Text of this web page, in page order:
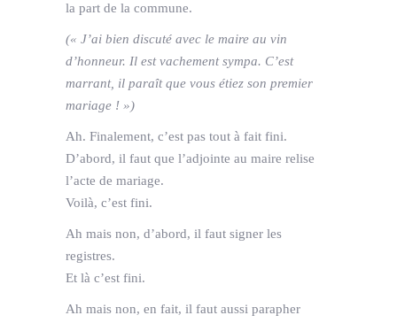
la part de la commune.
(« J’ai bien discuté avec le maire au vin
d’honneur. Il est vachement sympa. C’est
marrant, il paraît que vous étiez son premier
mariage ! »)
Ah. Finalement, c’est pas tout à fait fini.
D’abord, il faut que l’adjointe au maire relise
l’acte de mariage.
Voilà, c’est fini.
Ah mais non, d’abord, il faut signer les
registres.
Et là c’est fini.
Ah mais non, en fait, il faut aussi parapher